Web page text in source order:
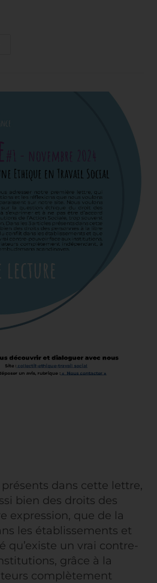
dans cette lettre,
bien des droits des
expression, que de la
les établissements et
qu’existe un vrai contre-
grâce à la
complètement